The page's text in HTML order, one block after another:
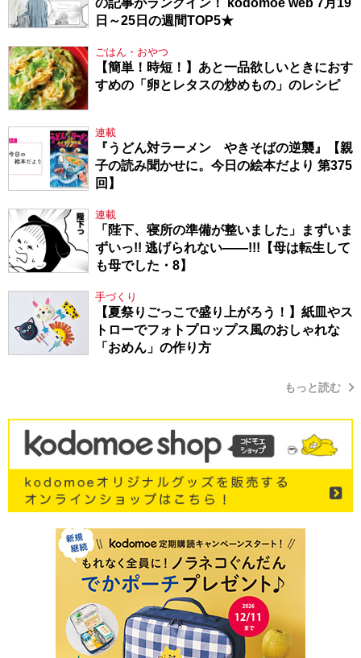
日～25日の週間TOP5★
ごはん・おやつ
【簡単！時短！】あと一品欲しいときにおす
すめの「卵とレタスの炒めもの」のレシピ
連載
『うどん対ラーメン やきそばの逆襲』【親
子の読み聞かせに。今日の絵本だより 第375
回】
連載
「陛下、寝所の準備が整いました」まずいま
ずいっ!! 逃げられない――!!!【母は転生して
も母でした・8】
手づくり
【夏祭りごっこで盛り上がろう！】紙皿やス
トローでフォトプロップス風のおしゃれな
「おめん」の作り方
もっと読む